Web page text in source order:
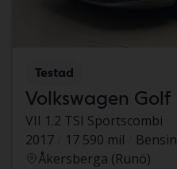
Testad
Volkswagen Golf
VII 1.2 TSI Sportscombi
2017
17 590 mil
Bensin
Åkersberga (Runö)